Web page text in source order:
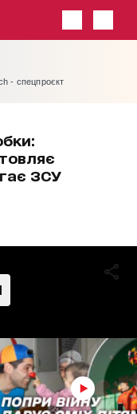
- спецпроєкт
ЗСУ